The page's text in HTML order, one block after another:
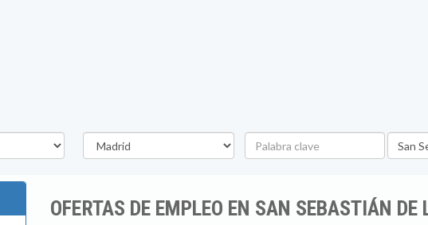
Provincia
Palabra
clave
OFERTAS DE EMPLEO EN SAN SEBASTIÁN DE